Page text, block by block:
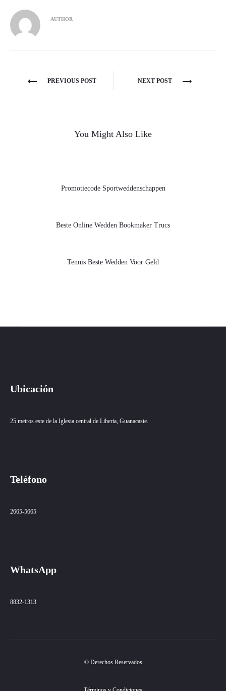
AUTHOR
Navegación
PREVIOUS POST NEXT POST
You Might Also Like
Promotiecode Sportweddenschappen
Beste Online Wedden Bookmaker Trucs
Tennis Beste Wedden Voor Geld
Ubicación
25 metros este de la Iglesia central de Liberia, Guanacaste.
Teléfono
2665-5665
WhatsApp
8832-1313
© Derechos Reservados